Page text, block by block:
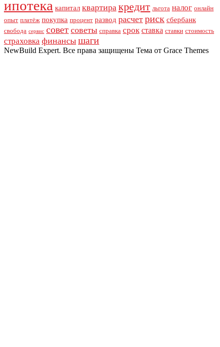
ипотека капитал квартира кредит льгота налог онлайн
опыт платёж покупка процент развод расчет риск сбербанк
свобода сервис совет советы справка срок ставка ставки стоимость
страховка финансы шаги
NewBuild Expert. Все права защищены Тема от Grace Themes